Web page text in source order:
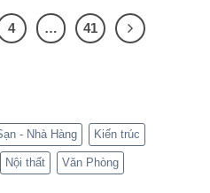
4 … 41
- Nhà Hàng Kiến trúc
Nội thất Văn Phòng